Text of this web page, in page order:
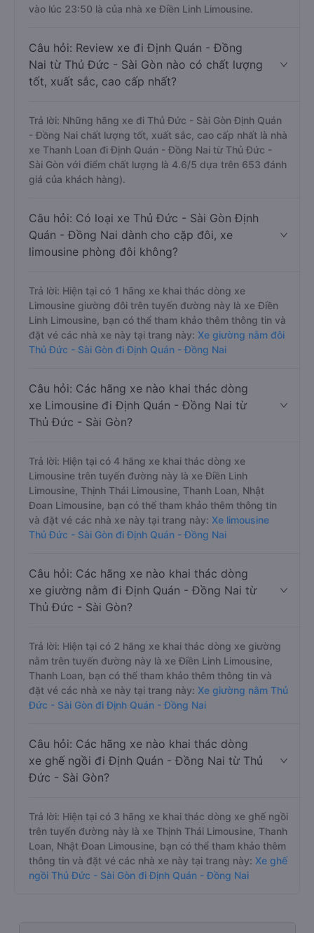
vào lúc 23:50 là của nhà xe Điền Linh Limousine.
Câu hỏi: Review xe đi Định Quán - Đồng
Nai từ Thủ Đức - Sài Gòn nào có chất lượng
tốt, xuất sắc, cao cấp nhất?
Trả lời: Những hãng xe đi Thủ Đức - Sài Gòn Định Quán
- Đồng Nai chất lượng tốt, xuất sắc, cao cấp nhất là nhà
xe Thanh Loan đi Định Quán - Đồng Nai từ Thủ Đức -
Sài Gòn với điểm chất lượng là 4.6/5 dựa trên 653 đánh
giá của khách hàng).
Câu hỏi: Có loại xe Thủ Đức - Sài Gòn Định
Quán - Đồng Nai dành cho cặp đôi, xe
limousine phòng đôi không?
Trả lời: Hiện tại có 1 hãng xe khai thác dòng xe
Limousine giường đôi trên tuyến đường này là xe Điền
Linh Limousine, bạn có thể tham khảo thêm thông tin và
đặt vé các nhà xe này tại trang này: Xe giường nằm đôi
Thủ Đức - Sài Gòn đi Định Quán - Đồng Nai
Câu hỏi: Các hãng xe nào khai thác dòng
xe Limousine đi Định Quán - Đồng Nai từ
Thủ Đức - Sài Gòn?
Trả lời: Hiện tại có 4 hãng xe khai thác dòng xe
Limousine trên tuyến đường này là xe Điền Linh
Limousine, Thịnh Thái Limousine, Thanh Loan, Nhật
Đoan Limousine, bạn có thể tham khảo thêm thông tin
và đặt vé các nhà xe này tại trang này: Xe limousine
Thủ Đức - Sài Gòn đi Định Quán - Đồng Nai
Câu hỏi: Các hãng xe nào khai thác dòng
xe giường nằm đi Định Quán - Đồng Nai từ
Thủ Đức - Sài Gòn?
Trả lời: Hiện tại có 2 hãng xe khai thác dòng xe giường
nằm trên tuyến đường này là xe Điền Linh Limousine,
Thanh Loan, bạn có thể tham khảo thêm thông tin và
đặt vé các nhà xe này tại trang này: Xe giường nằm Thủ
Đức - Sài Gòn đi Định Quán - Đồng Nai
Câu hỏi: Các hãng xe nào khai thác dòng
xe ghế ngồi đi Định Quán - Đồng Nai từ Thủ
Đức - Sài Gòn?
Trả lời: Hiện tại có 3 hãng xe khai thác dòng xe ghế ngồi
trên tuyến đường này là xe Thịnh Thái Limousine, Thanh
Loan, Nhật Đoan Limousine, bạn có thể tham khảo thêm
thông tin và đặt vé các nhà xe này tại trang này: Xe ghế
ngồi Thủ Đức - Sài Gòn đi Định Quán - Đồng Nai